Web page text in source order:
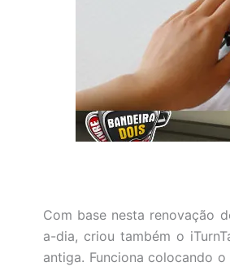
Com base nesta renovação
a-dia, criou também o
antiga. Funciona colocando